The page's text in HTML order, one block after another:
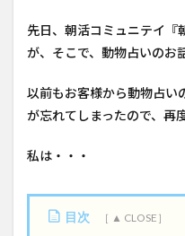
先日、朝活コミュニテイ『
が、そこで、動物占いのお
以前もお客様から動物占い
が忘れてしまったので、再
私は・・・
目次